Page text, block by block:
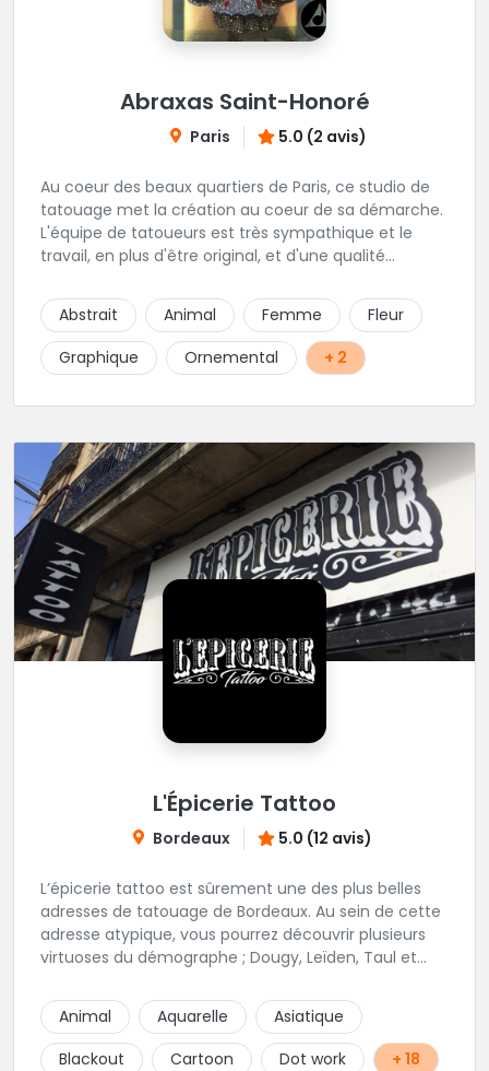
Abraxas Saint-Honoré
Paris 5.0 (2 avis)
Au coeur des beaux quartiers de Paris, ce studio de
tatouage met la création au coeur de sa démarche.
L'équipe de tatoueurs est très sympathique et le
travail, en plus d'être original, et d'une qualité
également proposé. Une adresse de premier choix!
Abstrait Animal Femme
Fleur
Graphique
Ornemental + 2
L'Épicerie Tattoo
Bordeaux 5.0 (12 avis)
L’épicerie tattoo est sûrement une des plus belles
adresses de tatouage de Bordeaux. Au sein de cette
adresse atypique, vous pourrez découvrir plusieurs
virtuoses du démographe ; Dougy, Leïden, Taul et
enfant et sympathique, vous pourrez demander
conseil pour votre tattoo. N'hésitez plus une seconde
pour rencontrer cette belle équipe !
Animal Aquarelle
Asiatique
Blackout
Cartoon Dot work + 18